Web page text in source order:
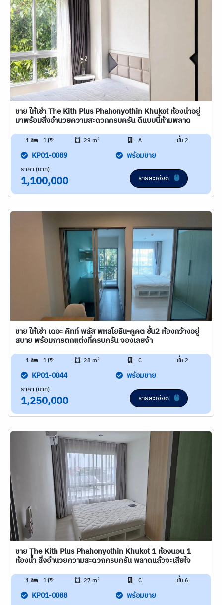
ขาย ให้เช่า The Kith Plus Phahonyothin Khukot ห้องน่าอยู่
มาพร้อมสิ่งอำนวยความสะดวกครบครัน ดีแบบนี้ห้ามพลาด
1 1 29 m2 A ชั้น 2
KP01-0089 พร้อมขาย
ราคา (บาท)
1,100,000 รายละเอียด
ขาย ให้เช่า เดอะ คิทท์ พลัส พหลโยธิน-คูคต ชั้น2 ห้องกว้างอยู่
สบาย พร้อมการตกแต่งที่ครบครัน จองเลยจ้า
1 1 28 m2 C ชั้น 2
KP01-0044 พร้อมขาย
ราคา (บาท)
1,250,000 รายละเอียด
ขาย The Kith Plus Phahonyothin Khukot 1 ห้องนอน 1
ห้องน้ำ สิ่งอำนวยความสะดวกครบครัน พลาดแล้วจะเสียใจ
1 1 27 m2 C ชั้น 6
KP01-0088 พร้อมขาย